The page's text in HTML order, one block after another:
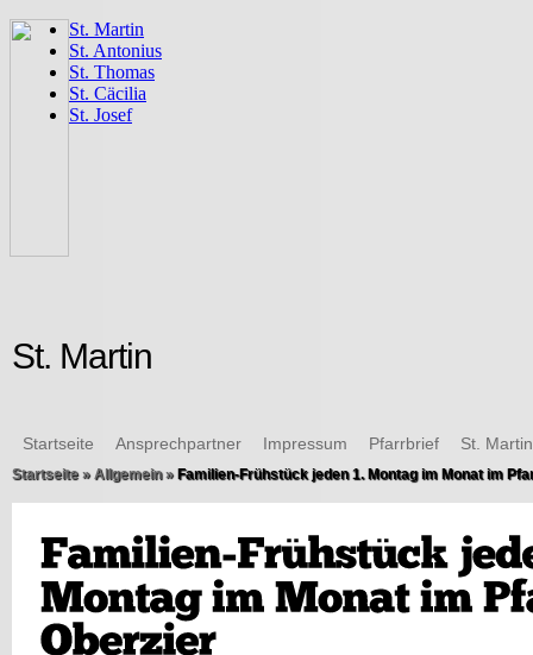
St. Martin
Startseite Ansprechpartner Impressum Pfarrbrief St.
Startseite » Allgemein »Familien-Frühstück jeden 1. Montag im Monat im